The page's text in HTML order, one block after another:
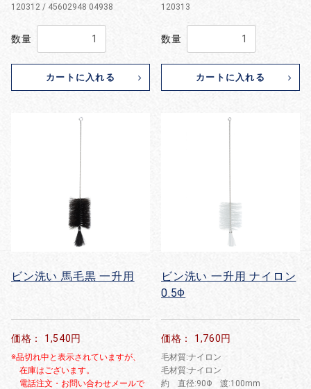
120312 / 45602948 04938
数量
カートに入れる
120313
数量
カートに入れる
ビン洗い 馬毛黒 一升用
価格： 1,540円
※品切れ中と表示されていますが、
在庫はございます。
電話注文・お問い合わせメールで
ビン洗い 一升用 ナイロン
0.5Φ
価格： 1,760円
毛材質:ナイロン
毛材質:ナイロン
約 直径:90Φ 渡:100mm